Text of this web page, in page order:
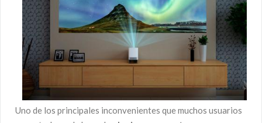
Uno de los principales inconvenientes que muchos usuarios